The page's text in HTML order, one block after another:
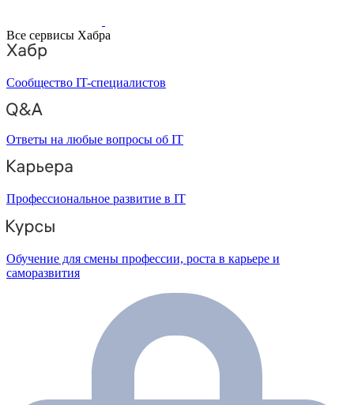
Все сервисы Хабра
Сообщество IT-специалистов
Ответы на любые вопросы об IT
Профессиональное развитие в IT
Обучение для смены профессии, роста в карьере и
саморазвития